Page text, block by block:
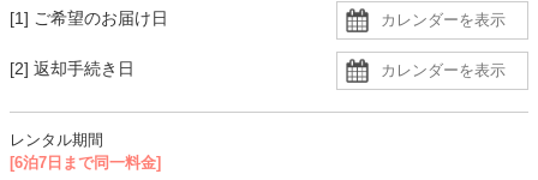
生地
・光沢感のあるつるんとした滑らかな生地に同色裏地の二枚重ね
・袖はドレス生地とシフォン生地の二枚重ね
おすすめシーン
結婚式、二次会、謝恩会、成人式、同窓会、パーティー、お食事会な
[1] ご希望のお届け日
[2] 返却手続き日
レンタル期間
[6泊7日まで同一料金]